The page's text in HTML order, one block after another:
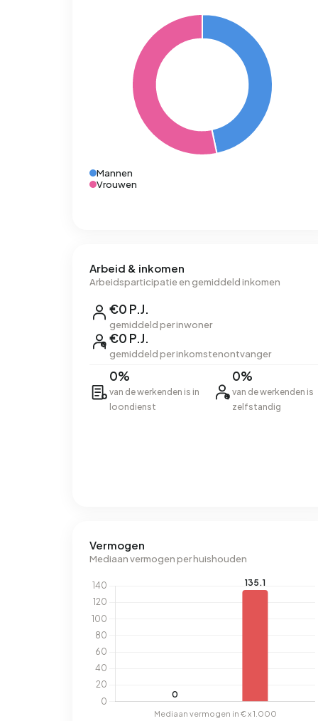
Mannen
Vrouwen
Arbeid & inkomen
Arbeidsparticipatie en gemiddeld inkomen
€0 P.J.
gemiddeld per inwoner
€0 P.J.
gemiddeld per inkomstenontvanger
0%
van de werkenden is in
loondienst
0%
van de werkenden is
zelfstandig
Vermogen
Mediaan vermogen per huishouden